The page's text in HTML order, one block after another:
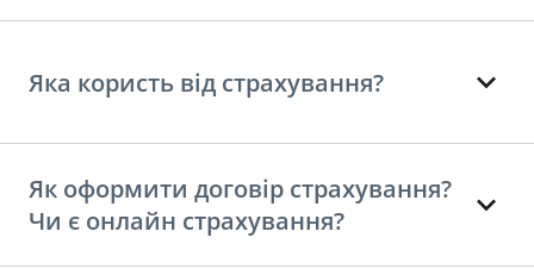
Яка користь від страхування?
Як оформити договір страхування?
Чи є онлайн страхування?